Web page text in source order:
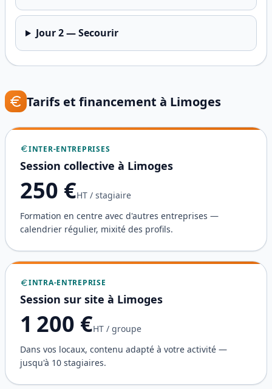
Jour2—Secourir
Tarifs et financement à Limoges
INTER-ENTREPRISES
Session collective à Limoges
250 €HT / stagiaire
Formation en centre avec d'autres entreprises —
calendrier régulier, mixité des profils.
INTRA-ENTREPRISE
Session sur site à Limoges
1 200 €HT / groupe
Dans vos locaux, contenu adapté à votre activité —
jusqu'à 10 stagiaires.